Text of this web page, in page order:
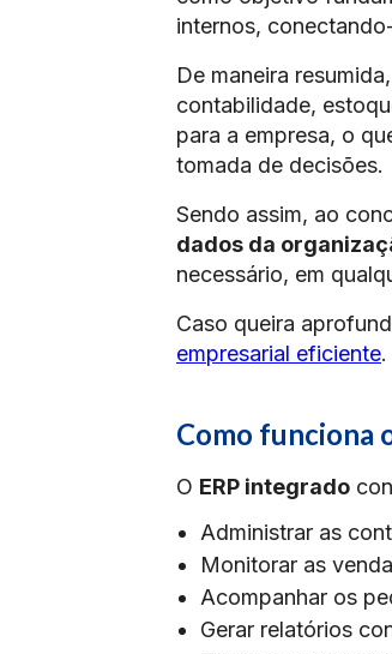
internos,
De maneira
contabilidade,
para a empresa, o
tomada de decisões.
Sendo assim, ao
dados da
necessário, em
Caso queira
empresarial eficiente.
Como funciona
O ERP integrado
Administrar as
Monitorar as
Acompanhar os
Gerar relatórios